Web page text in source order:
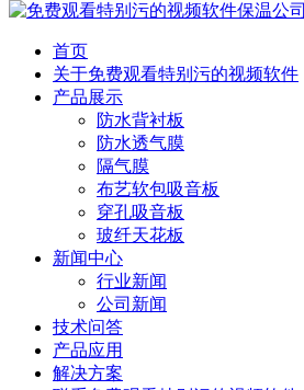
首页
关于免费观看特别污的视频软件
产品展示
防水背衬板
防水透气膜
隔气膜
布艺软包吸音板
穿孔吸音板
玻纤天花板
新闻中心
行业新闻
公司新闻
技术问答
产品应用
解决方案